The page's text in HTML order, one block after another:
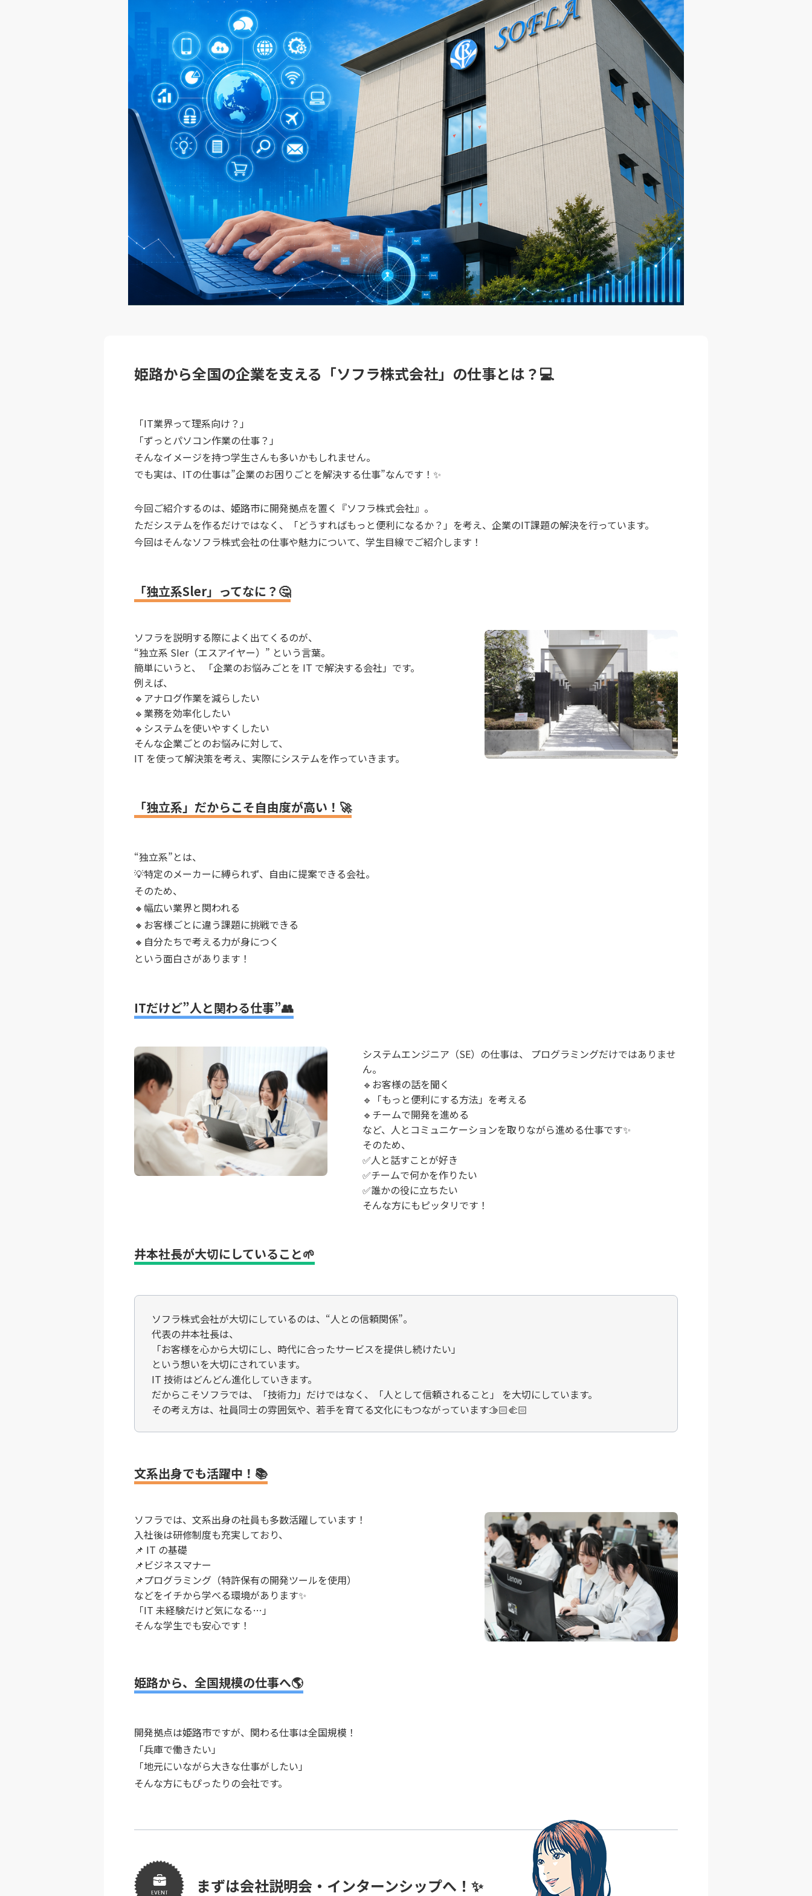
姫路から全国の企業を支える「ソフラ株式会社」の仕事とは？💻
「IT業界って理系向け？」
「ずっとパソコン作業の仕事？」
そんなイメージを持つ学生さんも多いかもしれません。
でも実は、ITの仕事は”企業のお困りごとを解決する仕事”なんです！✨
今回ご紹介するのは、姫路市に開発拠点を置く『ソフラ株式会社』。
ただシステムを作るだけではなく、「どうすればもっと便利になるか？」を考え、企業のIT課題の解決を行っています。
今回はそんなソフラ株式会社の仕事や魅力について、学生目線でご紹介します！
「独立系Sler」ってなに？🤔
ソフラを説明する際によく出てくるのが、
“独立系 SIer（エスアイヤー）” という言葉。
簡単にいうと、 「企業のお悩みごとを IT で解決する会社」です。
例えば、
🔹アナログ作業を減らしたい
🔹業務を効率化したい
🔹システムを使いやすくしたい
そんな企業ごとのお悩みに対して、
IT を使って解決策を考え、実際にシステムを作っていきます。
「独立系」だからこそ自由度が高い！🚀
“独立系”とは、
💡特定のメーカーに縛られず、自由に提案できる会社。
そのため、
🔸幅広い業界と関われる
🔸お客様ごとに違う課題に挑戦できる
🔸自分たちで考える力が身につく
という面白さがあります！
ITだけど”人と関わる仕事”👥
システムエンジニア（SE）の仕事は、 プログラミングだけではありませ
ん。
🔹お客様の話を聞く
🔹「もっと便利にする方法」を考える
🔹チームで開発を進める
など、人とコミュニケーションを取りながら進める仕事です✨
そのため、
✅人と話すことが好き
✅チームで何かを作りたい
✅誰かの役に立ちたい
そんな方にもピッタリです！
井本社長が大切にしていること🌱
ソフラ株式会社が大切にしているのは、“人との信頼関係”。
代表の井本社長は、
「お客様を心から大切にし、時代に合ったサービスを提供し続けたい」
という想いを大切にされています。
IT 技術はどんどん進化していきます。
だからこそソフラでは、「技術力」だけではなく、「人として信頼されること」 を大切にしています。
その考え方は、社員同士の雰囲気や、若手を育てる文化にもつながっています🫱🏻‍🫲🏻
文系出身でも活躍中！📚
ソフラでは、文系出身の社員も多数活躍しています！
入社後は研修制度も充実しており、
📌 IT の基礎
📌ビジネスマナー
📌プログラミング（特許保有の開発ツールを使用）
などをイチから学べる環境があります✨
「IT 未経験だけど気になる…」
そんな学生でも安心です！
姫路から、全国規模の仕事へ🌎
開発拠点は姫路市ですが、関わる仕事は全国規模！
「兵庫で働きたい」
「地元にいながら大きな仕事がしたい」
そんな方にもぴったりの会社です。
まずは会社説明会・インターンシップへ！✨